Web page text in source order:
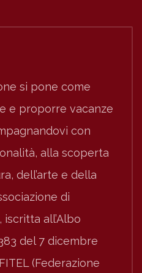
si pone come
e proporre vacanze
con
alla scoperta
dell’arte e della
di
all’Albo
del 7 dicembre
(Federazione